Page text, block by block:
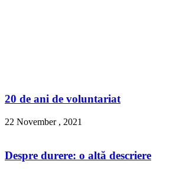
20 de ani de voluntariat
22 November , 2021
Despre durere: o altă descriere